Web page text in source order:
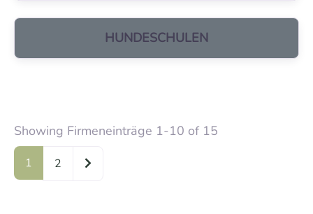
HUNDESCHULEN
Showing Firmeneinträge 1-10 of 15
1 2 Ältere Beiträge